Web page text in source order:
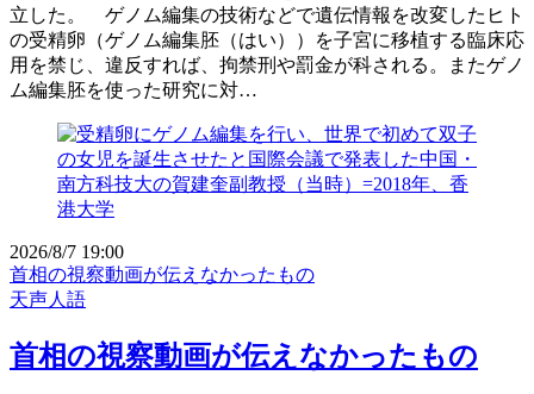
立した。 ゲノム編集の技術などで遺伝情報を改変したヒト
の受精卵（ゲノム編集胚（はい））を子宮に移植する臨床応
用を禁じ、違反すれば、拘禁刑や罰金が科される。またゲノ
ム編集胚を使った研究に対…
2026/8/7 19:00
首相の視察動画が伝えなかったもの
天声人語
首相の視察動画が伝えなかったもの